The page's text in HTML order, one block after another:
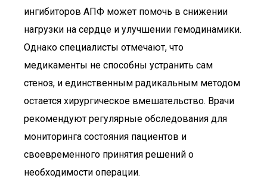
ингибиторов АПФ может помочь в снижении
нагрузки на сердце и улучшении гемодинамики.
Однако специалисты отмечают, что
медикаменты не способны устранить сам
стеноз, и единственным радикальным методом
остается хирургическое вмешательство. Врачи
рекомендуют регулярные обследования для
мониторинга состояния пациентов и
своевременного принятия решений о
необходимости операции.